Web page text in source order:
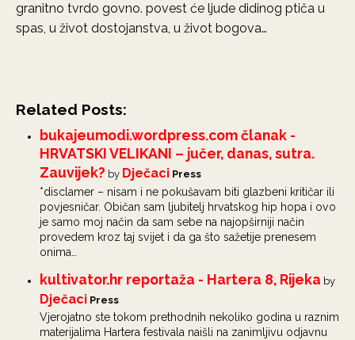
granitno tvrdo govno. povest će ljude didinog ptiča u
spas, u život dostojanstva, u život bogova…
Related Posts:
bukajeumodi.wordpress.com članak -
HRVATSKI VELIKANI – jučer, danas, sutra.
Zauvijek? by Dječaci Press
*disclamer – nisam i ne pokušavam biti glazbeni kritičar ili
povjesničar. Običan sam ljubitelj hrvatskog hip hopa i ovo
je samo moj način da sam sebe na najopširniji način
provedem kroz taj svijet i da ga što sažetije prenesem
onima…
kultivator.hr reportaža - Hartera 8, Rijeka by
Dječaci Press
Vjerojatno ste tokom prethodnih nekoliko godina u raznim
materijalima Hartera festivala naišli na zanimljivu odjavnu